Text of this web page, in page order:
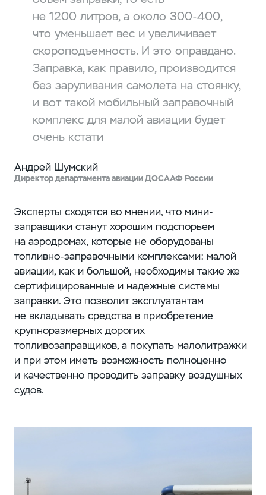
не 1200 литров, а около 300-400,
что уменьшает вес и увеличивает
скороподъемность. И это оправдано.
Заправка, как правило, производится
без заруливания самолета на стоянку,
и вот такой мобильный заправочный
комплекс для малой авиации будет
очень кстати
Андрей Шумский
Директор департамента авиации ДОСААФ России
Эксперты сходятся во мнении, что мини-
заправщики станут хорошим подспорьем
на аэродромах, которые не оборудованы
топливно-заправочными комплексами: малой
авиации, как и большой, необходимы такие же
сертифицированные и надежные системы
заправки. Это позволит эксплуатантам
не вкладывать средства в приобретение
крупноразмерных дорогих
топливозаправщиков, а покупать малолитражки
и при этом иметь возможность полноценно
и качественно проводить заправку воздушных
судов.